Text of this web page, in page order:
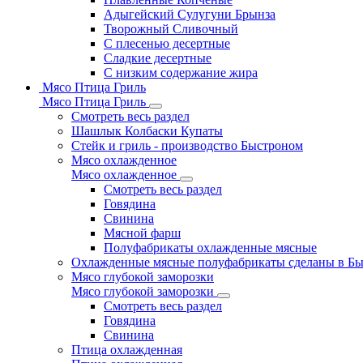
Адыгейский Сулугуни Брынза
Творожный Сливочный
С плесенью десертные
Сладкие десертные
С низким содержание жира
Мясо Птица Гриль
Мясо Птица Гриль
Смотреть весь раздел
Шашлык Колбаски Купаты
Стейк и гриль - производство Быстроном
Мясо охлажденное
Мясо охлажденное
Смотреть весь раздел
Говядина
Свинина
Мясной фарш
Полуфабрикаты охлажденные мясные
Охлажденные мясные полуфабрикаты сделаны в
Мясо глубокой заморозки
Мясо глубокой заморозки
Смотреть весь раздел
Говядина
Свинина
Птица охлажденная